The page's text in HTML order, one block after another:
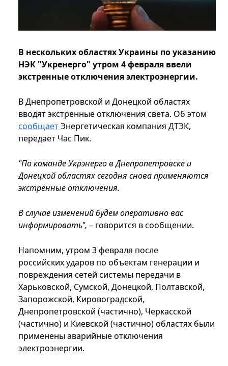
В нескольких областях Украины по указанию
НЭК "Укренерго" утром 4 февраля ввели
экстренные отключения электроэнергии.
В Днепропетровской и Донецкой областях
вводят экстренные отключения света. Об этом
сообщаетЭнергетическая компания ДТЭК,
передает Час Пик.
"По команде Укрэнерго в Днепропетровске и
Донецкой областях сегодня снова применяются
экстренные отключения.
В случае изменений будем оперативно вас
информировать", – говорится в сообщении.
Напомним, утром 3 февраля после
российских ударов по объектам генерации и
повреждения сетей системы передачи в
Харьковской, Сумской, Донецкой, Полтавской,
Запорожской, Кировоградской,
Днепропетровской (частично), Черкасской
(частично) и Киевской (частично) областях были
применены аварийные отключения
электроэнергии.